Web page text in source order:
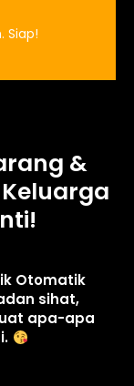
Siap!
&
Otomatik
sihat,
apa-apa